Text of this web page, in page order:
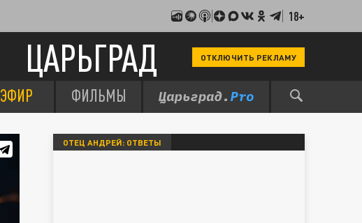
18+
ЦАРЬГРАД ОТКЛЮЧИТЬ РЕКЛАМУ
ЭФИР ФИЛЬМЫ
ОТЕЦ АНДРЕЙ: ОТВЕТЫ